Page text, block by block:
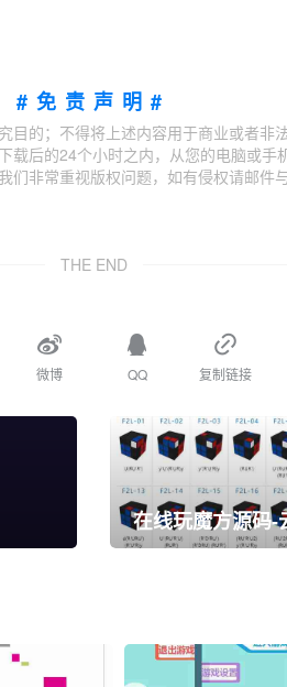
#免责声明#
目的；不得将上述内容用于商业或者非
载后的24个小时之内，从您的电脑或
非常重视版权问题，如有侵权请邮件
THE END
微博 QQ 复制链接
在线玩魔方源码-